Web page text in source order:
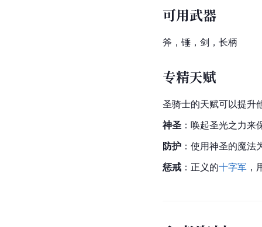
可用武器
斧，锤，剑，长柄
专精天赋
圣骑士的天赋可以提升
神圣 ：唤起圣光之力
防护 ：使用神圣的魔
惩戒 ：正义的十字军